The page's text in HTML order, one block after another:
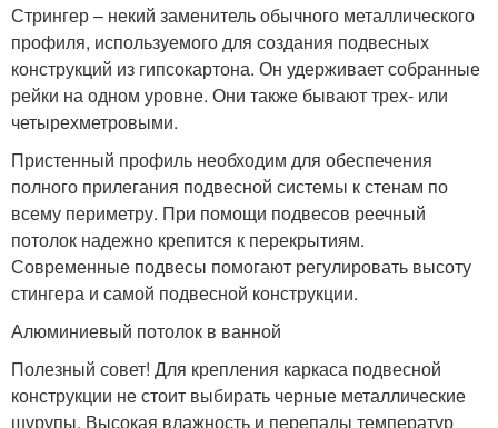
Стрингер – некий заменитель обычного металлического
профиля, используемого для создания подвесных
конструкций из гипсокартона. Он удерживает собранные
рейки на одном уровне. Они также бывают трех- или
четырехметровыми.
Пристенный профиль необходим для обеспечения
полного прилегания подвесной системы к стенам по
всему периметру. При помощи подвесов реечный
потолок надежно крепится к перекрытиям.
Современные подвесы помогают регулировать высоту
стингера и самой подвесной конструкции.
Алюминиевый потолок в ванной
Полезный совет! Для крепления каркаса подвесной
конструкции не стоит выбирать черные металлические
шурупы. Высокая влажность и перепады температур